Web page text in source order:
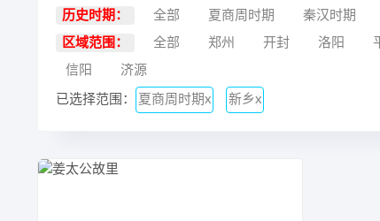
历史时期： 全部 夏商周时期 秦汉时期
区域范围： 全部 郑州 开封 洛阳
信阳 济源
已选择范围： 夏商周时期x 新乡x